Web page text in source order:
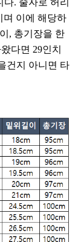
며 이에 해당하
, 총기장을 한
다면 29인치
건지 아니면 타